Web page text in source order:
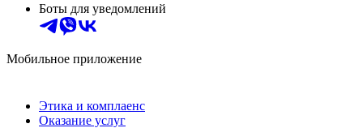
Боты для уведомлений
Мобильное приложение
Этика и комплаенс
Оказание услуг